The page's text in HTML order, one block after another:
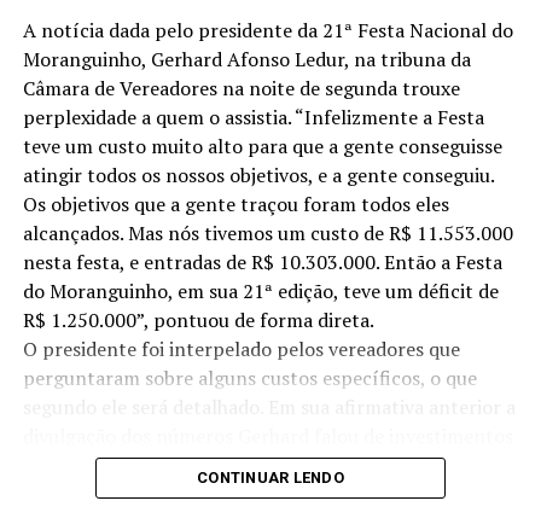
sucesso, precisa investir nas famílias, valorizar a fé, e
construir sociedade a partir da educação. “A valorização
do ser humano pode ser percebida aqui, pois alunos e
professores preenchem os espaços, dando vida a este
local”, pontuou João Rodrigues.
O prefeito Fábio Persch, por sua vez, abriu mão de um
discurso formal e elaborado para, com puro sentimento,
voltar ao passado. Lembrando das visitas ao seu
padrinho e primos, no Bom Fim, recordou dos dias de
estrada de chão e dificuldades, mas também, de tudo o
que representava a escola José de Anchieta para esta
pequena comunidade. Saudou esforços de todos para a
espaço em uma escola de fato. “Vejo aqui professores
maravilhosos. Excelentes. E isso tudo se reflete nos
A notícia dada pelo presidente da 21ª Festa Nacional do
Moranguinho, Gerhard Afonso Ledur, na tribuna da
Câmara de Vereadores na noite de segunda trouxe
perplexidade a quem o assistia. “Infelizmente a Festa
teve um custo muito alto para que a gente conseguisse
atingir todos os nossos objetivos, e a gente conseguiu.
Os objetivos que a gente traçou foram todos eles
alcançados. Mas nós tivemos um custo de R$ 11.553.000
nesta festa, e entradas de R$ 10.303.000. Então a Festa
do Moranguinho, em sua 21ª edição, teve um déficit de
R$ 1.250.000”, pontuou de forma direta.
O presidente foi interpelado pelos vereadores que
perguntaram sobre alguns custos específicos, o que
feitos em melhorias no parque, nas estruturas do
Ginásio de Esportes, Morangão, Centro de Eventos, além
CONTINUAR LENDO